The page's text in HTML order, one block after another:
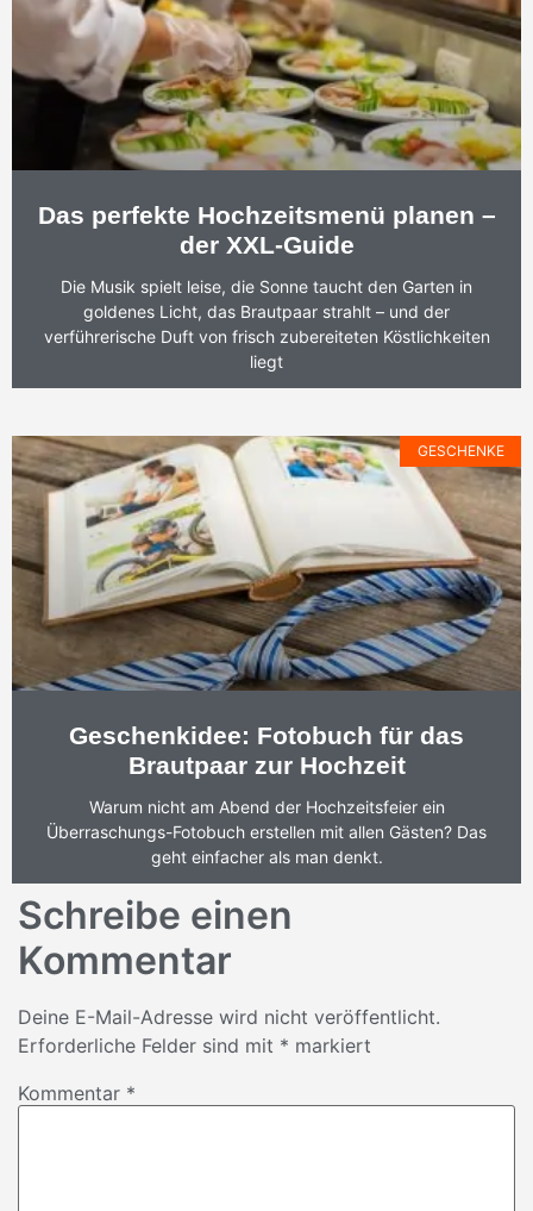
Das perfekte Hochzeitsmenü planen –
der XXL-Guide
Die Musik spielt leise, die Sonne taucht den Garten in
goldenes Licht, das Brautpaar strahlt – und der
verführerische Duft von frisch zubereiteten Köstlichkeiten
liegt
GESCHENKE
Geschenkidee: Fotobuch für das
Brautpaar zur Hochzeit
Warum nicht am Abend der Hochzeitsfeier ein
Überraschungs-Fotobuch erstellen mit allen Gästen? Das
geht einfacher als man denkt.
Schreibe einen
Kommentar
Deine E-Mail-Adresse wird nicht veröffentlicht.
Erforderliche Felder sind mit * markiert
Kommentar *